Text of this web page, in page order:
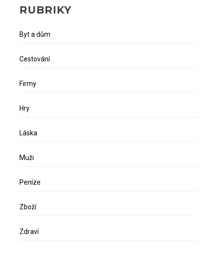
RUBRIKY
Byt a dům
Cestování
Firmy
Hry
Láska
Muži
Peníze
Zboží
Zdraví